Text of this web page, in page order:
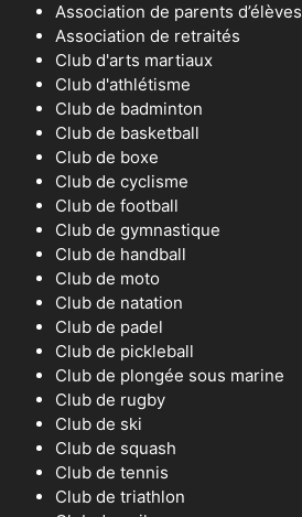
Association de parents d’élèves
Association de retraités
Club d'arts martiaux
Club d'athlétisme
Club de badminton
Club de basketball
Club de boxe
Club de cyclisme
Club de football
Club de gymnastique
Club de handball
Club de moto
Club de natation
Club de padel
Club de pickleball
Club de plongée sous marine
Club de rugby
Club de ski
Club de squash
Club de tennis
Club de triathlon